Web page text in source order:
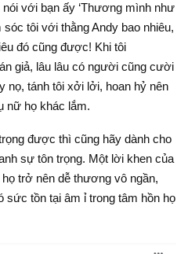
với bạn ấy ‘Thương mình như
tôi với thằng Andy bao nhiêu,
đó cũng được! Khi tôi
giả, lâu lâu có người cũng cười
nọ, tánh tôi xởi lởi, hoan hỷ nên
nữ họ khác lắm.
được thì cũng hãy dành cho
sự tôn trọng. Một lời khen của
trở nên dễ thương vô ngần,
sức tồn tại âm ỉ trong tâm hồn họ